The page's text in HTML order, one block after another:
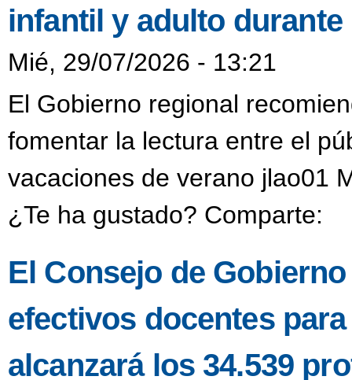
infantil y adulto
Mié, 29/07/2026 - 13:21
El Gobierno regional
fomentar la lectura entre el
vacaciones de verano jlao01
¿Te ha gustado? Comparte:
El Consejo de
efectivos docentes
alcanzará los 34.539